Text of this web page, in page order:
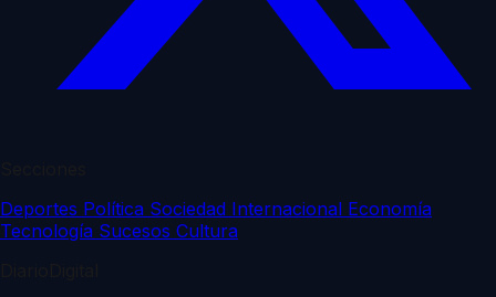
Deportes Política Sociedad Internacional Economía
Tecnología Sucesos Cultura